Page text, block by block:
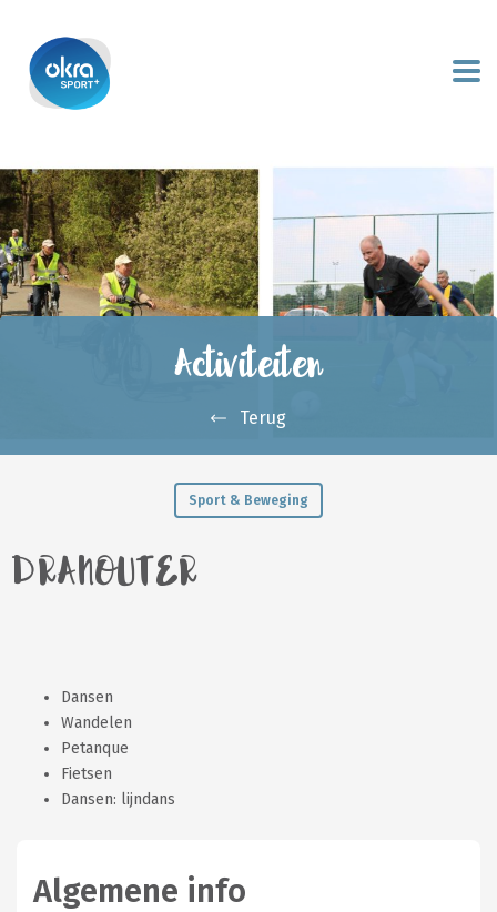
Activiteiten
Terug
Sport & Beweging
DRANOUTER
Dansen
Wandelen
Petanque
Fietsen
Dansen: lijndans
Algemene info